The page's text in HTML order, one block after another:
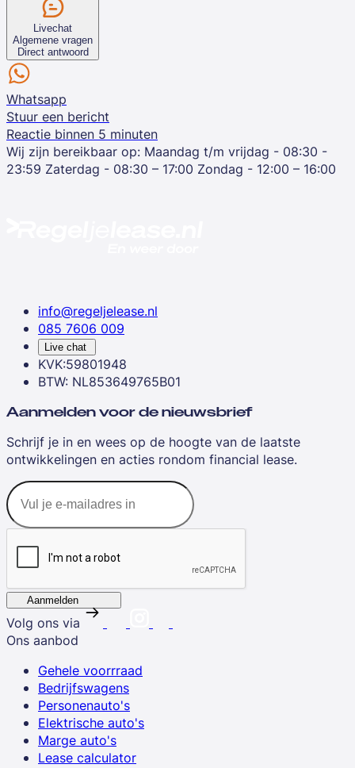
Livechat
Algemene vragen
Direct antwoord
Whatsapp
Stuur een bericht
Reactie binnen 5 minuten
Wij zijn bereikbaar op: Maandag t/m vrijdag - 08:30 -
23:59 Zaterdag - 08:30 – 17:00 Zondag - 12:00 – 16:00
info@regeljelease.nl
085 7606 009
Live chat
KVK:59801948
BTW: NL853649765B01
Aanmelden voor de nieuwsbrief
Schrijf je in en wees op de hoogte van de laatste
ontwikkelingen en acties rondom financial lease.
Aanmelden
Volg ons via
Ons aanbod
Gehele voorrraad
Bedrijfswagens
Personenauto's
Elektrische auto's
Marge auto's
Lease calculator